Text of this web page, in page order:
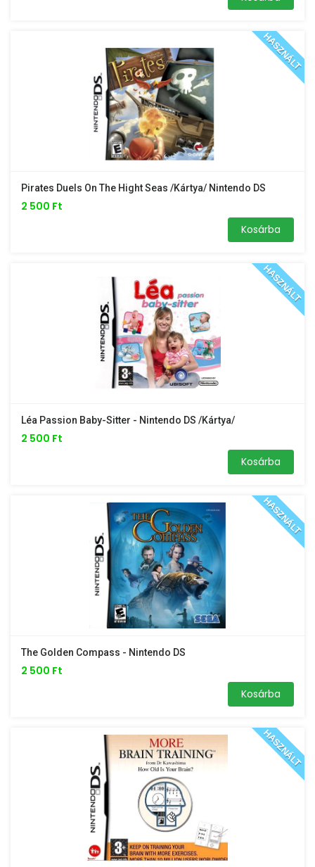
HASZNÁLT
Pirates Duels On The Hight Seas /kártya/ Nintendo DS
2 500 Ft
Kosárba
HASZNÁLT
Léa Passion Baby-Sitter - Nintendo DS /kártya/
2 500 Ft
Kosárba
HASZNÁLT
The Golden Compass - Nintendo DS
2 500 Ft
Kosárba
HASZNÁLT